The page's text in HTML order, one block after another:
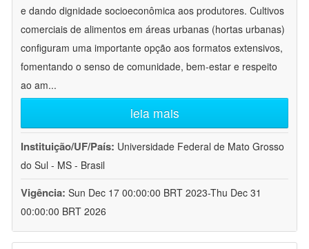
e dando dignidade socioeconômica aos produtores. Cultivos
comerciais de alimentos em áreas urbanas (hortas urbanas)
configuram uma importante opção aos formatos extensivos,
fomentando o senso de comunidade, bem-estar e respeito
ao am...
leia mais
Instituição/UF/País: Universidade Federal de Mato Grosso
do Sul - MS - Brasil
Vigência: Sun Dec 17 00:00:00 BRT 2023-Thu Dec 31
00:00:00 BRT 2026